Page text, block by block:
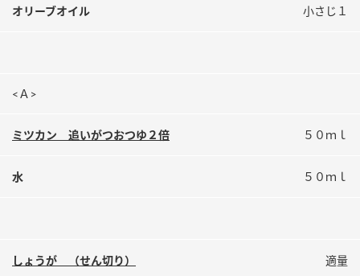
ロングセラー商品 ＋ おすすめレシピ
オリーブオイル 小さじ１
<Ａ>
ミツカン 追いがつおつゆ２倍 ５０ｍｌ
水 ５０ｍｌ
しょうが （せん切り） 適量